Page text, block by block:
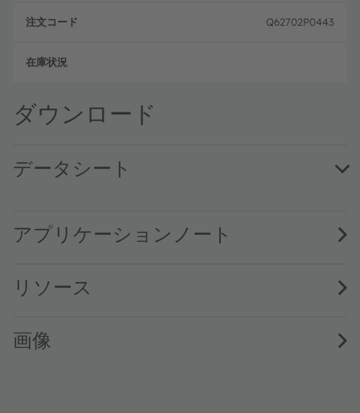
Q62702P0443
ダウンロード
データシート
アプリケーションノート
リソース
画像